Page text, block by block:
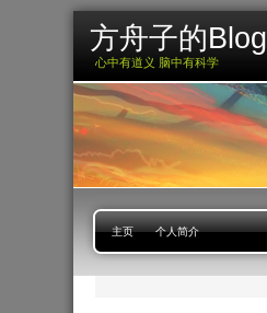
方舟子的Blog
心中有道义 脑中有科学
主页 个人简介